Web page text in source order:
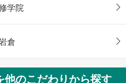
学院
倉
のこだわりから探す